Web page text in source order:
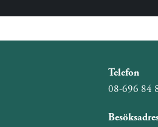
Telefon
08-696 84